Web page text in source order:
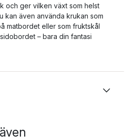
och ger vilken växt som helst
kan även använda krukan som
matbordet eller som fruktskål
– bara din fantasi